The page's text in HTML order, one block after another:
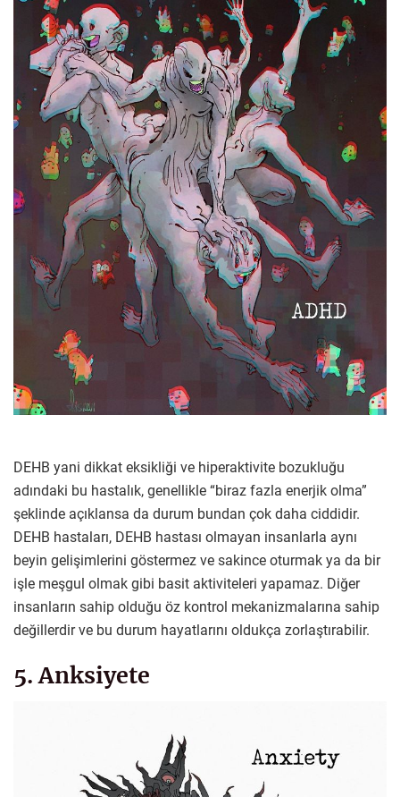
DEHB yani dikkat eksikliği ve hiperaktivite bozukluğu
adındaki bu hastalık, genellikle “biraz fazla enerjik olma”
şeklinde açıklansa da durum bundan çok daha ciddidir.
DEHB hastaları, DEHB hastası olmayan insanlarla aynı
beyin gelişimlerini göstermez ve sakince oturmak ya da bir
işle meşgul olmak gibi basit aktiviteleri yapamaz. Diğer
insanların sahip olduğu öz kontrol mekanizmalarına sahip
değillerdir ve bu durum hayatlarını oldukça zorlaştırabilir.
5. Anksiyete